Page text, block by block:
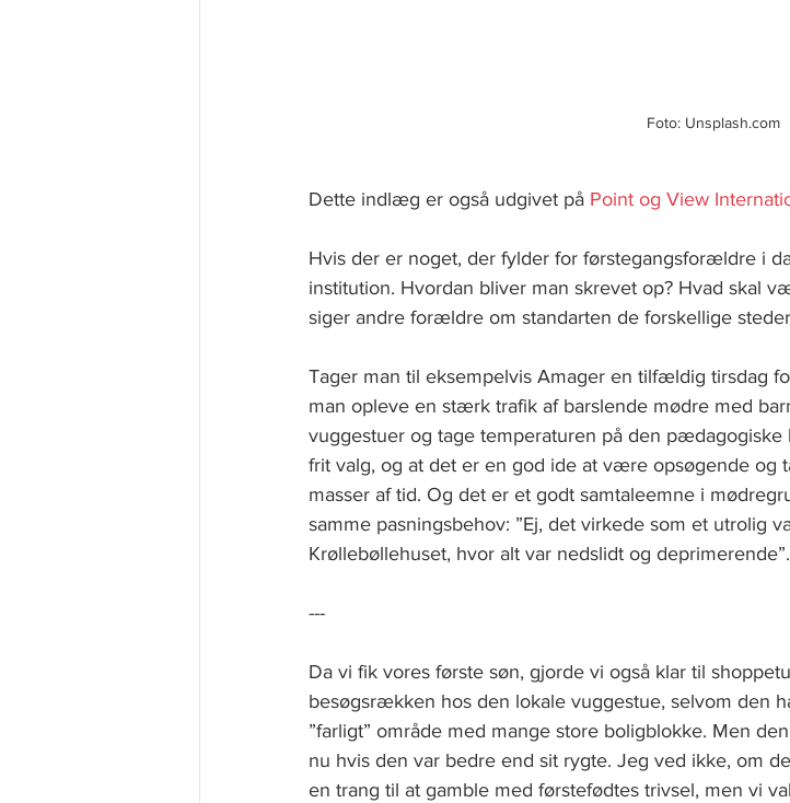
Foto: Unsplash.com
Dette indlæg er også udgivet på Point og View
Hvis der er noget, der fylder for førstegangsforældre i
institution. Hvordan bliver man skrevet op? Hvad skal
siger andre forældre om standarten de forskellige
Tager man til eksempelvis Amager en tilfældig tirsdag
man opleve en stærk trafik af barslende mødre med
vuggestuer og tage temperaturen på den pædagogiske
frit valg, og at det er en god ide at være opsøgende og
masser af tid. Og det er et godt samtaleemne i
samme pasningsbehov: ”Ej, det virkede som et utrolig
Krøllebøllehuset, hvor alt var nedslidt og deprimerende”.
---
Da vi fik vores første søn, gjorde vi også klar til
besøgsrækken hos den lokale vuggestue, selvom den
”farligt” område med mange store boligblokke. Men
nu hvis den var bedre end sit rygte. Jeg ved ikke, om
en trang til at gamble med førstefødtes trivsel, men vi